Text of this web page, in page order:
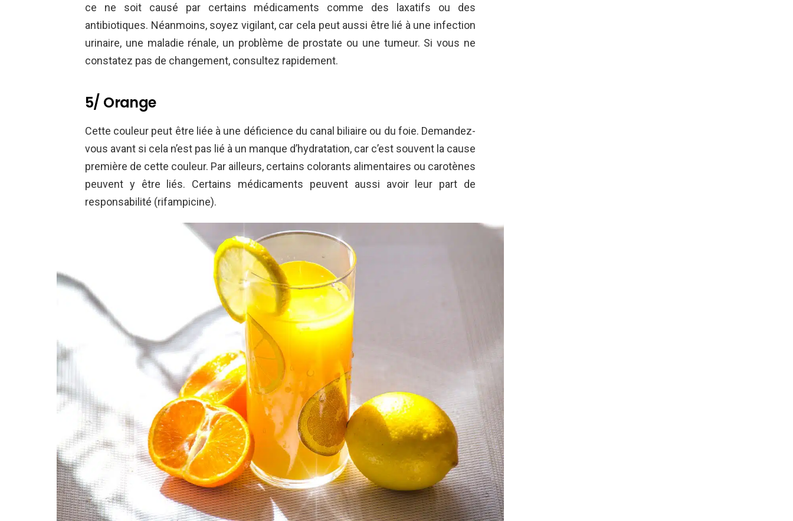
ce ne soit causé par certains médicaments comme des laxatifs ou des
antibiotiques. Néanmoins, soyez vigilant, car cela peut aussi être lié à une infection
urinaire, une maladie rénale, un problème de prostate ou une tumeur. Si vous ne
constatez pas de changement, consultez rapidement.
5/ Orange
Cette couleur peut être liée à une déficience du canal biliaire ou du foie. Demandez-
vous avant si cela n’est pas lié à un manque d’hydratation, car c’est souvent la cause
première de cette couleur. Par ailleurs, certains colorants alimentaires ou carotènes
peuvent y être liés. Certains médicaments peuvent aussi avoir leur part de
responsabilité (rifampicine).